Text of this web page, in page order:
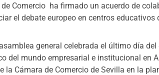
Comercio ha firmado un acuerdo de
el debate europeo en centros educativos
general celebrada el último día
del mundo empresarial e institucional en
la Cámara de Comercio de Sevilla en la